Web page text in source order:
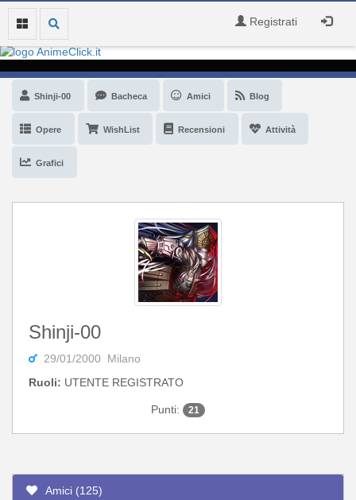
Registrati
Shinji-00 Bacheca Amici Blog
Opere WishList Recensioni Attività
Grafici
Shinji-00
29/01/2000 Milano
Ruoli: UTENTE REGISTRATO
Punti: 21
Amici (125)